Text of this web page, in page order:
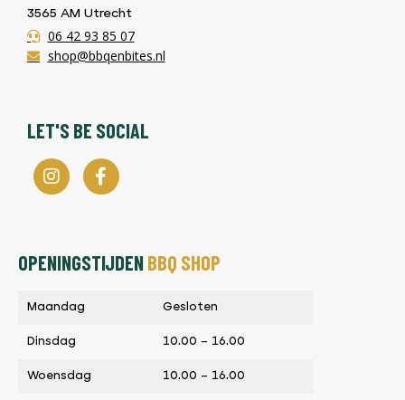
3565 AM Utrecht
06 42 93 85 07
shop@bbqenbites.nl
LET'S BE SOCIAL
OPENINGSTIJDENBBQ SHOP
Maandag Gesloten
Dinsdag 10.00 – 16.00
Woensdag 10.00 – 16.00